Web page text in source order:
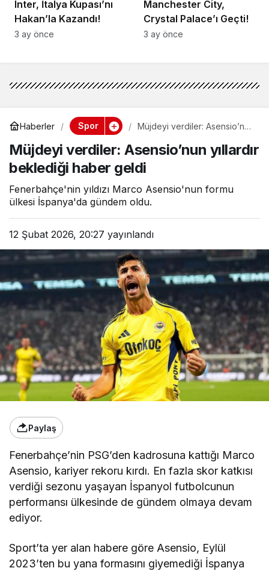
Inter, İtalya Kupası’nı
Hakan’la Kazandı!
3 ay önce
Manchester City,
Crystal Palace’ı Geçti!
3 ay önce
Haberler Spor
Müjdeyi verdiler: Asensio’nun
Müjdeyi verdiler: Asensio’nun yıllardır
beklediği haber geldi
Fenerbahçe'nin yıldızı Marco Asensio'nun formu
ülkesi İspanya'da gündem oldu.
12 Şubat 2026, 20:27 yayınlandı
Paylaş
Fenerbahçe’nin PSG’den kadrosuna kattığı Marco
Asensio, kariyer rekoru kırdı. En fazla skor katkısı
verdiği sezonu yaşayan İspanyol futbolcunun
performansı ülkesinde de gündem olmaya devam
ediyor.
Sport’ta yer alan habere göre Asensio, Eylül
2023’ten bu yana formasını giyemediği İspanya